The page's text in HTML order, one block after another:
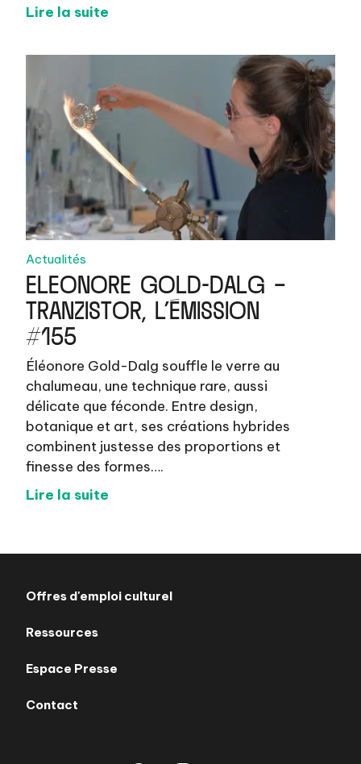
Lire la suite
Actualités
ELEONORE GOLD-DALG –
TRANZISTOR, L’ÉMISSION
#155
Éléonore Gold-Dalg souffle le verre au
chalumeau, une technique rare, aussi
délicate que féconde. Entre design,
botanique et art, ses créations hybrides
combinent justesse des proportions et
finesse des formes….
Lire la suite
Offres d'emploi culturel
Ressources
Espace Presse
Contact